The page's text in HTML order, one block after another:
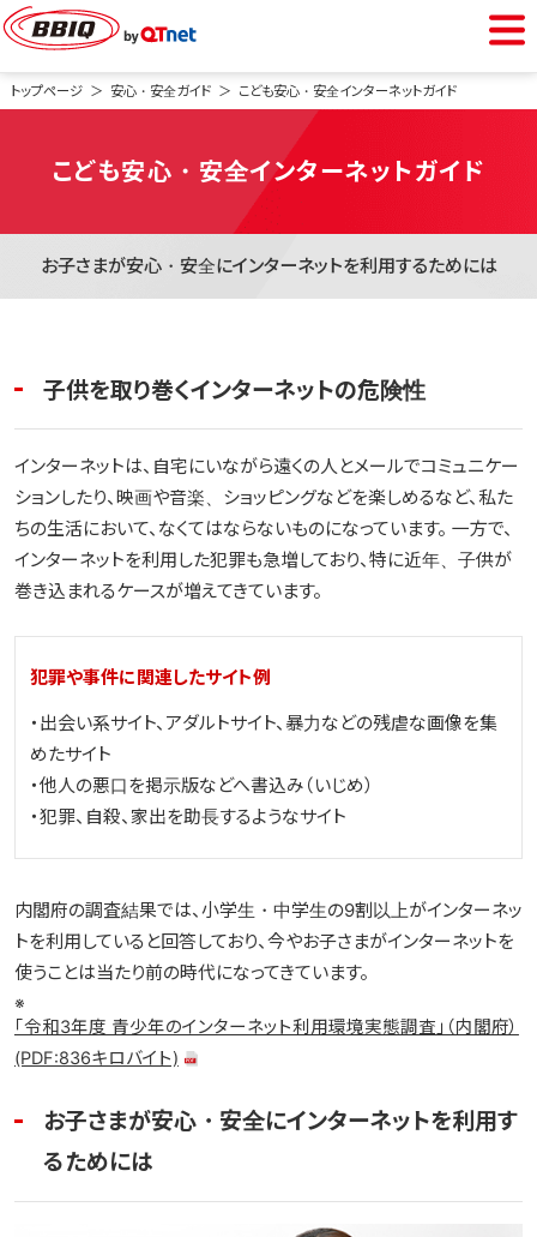
BBIQをご利用中の方
会員専用ページ
Webメール
光インターネット
光電話
光テレビ
料金プラン
よくある質問
トップページ 安心・安全ガイド こども安心・安全インターネットガイド
こども安心・安全インターネットガイド
お子さまが安心・安全にインターネットを利用するためには
子供を取り巻くインターネットの危険性
インターネットは、自宅にいながら遠くの人とメールでコミュニケー
ションしたり、映画や音楽、ショッピングなどを楽しめるなど、私た
ちの生活において、なくてはならないものになっています。 一方で、
インターネットを利用した犯罪も急増しており、特に近年、子供が
巻き込まれるケースが増えてきています。
犯罪や事件に関連したサイト例
・出会い系サイト、アダルトサイト、暴力などの残虐な画像を集
めたサイト
・他人の悪口を掲示版などへ書込み（いじめ）
・犯罪、自殺、家出を助長するようなサイト
内閣府の調査結果では、小学生・中学生の9割以上がインターネッ
トを利用していると回答しており、今やお子さまがインターネットを
使うことは当たり前の時代になってきています。
※
「令和3年度 ⻘少年のインターネット利⽤環境実態調査」（内閣府）
(PDF:836キロバイト)
お子さまが安心・安全にインターネットを利用す
るためには